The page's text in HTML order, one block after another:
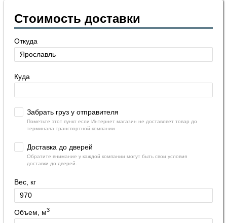
Стоимость доставки
Откуда
Куда
Забрать груз у отправителя
Пометьте этот пункт если Интернет магазин не доставляет товар до
терминала транспортной компании.
Доставка до дверей
Обратите внимание у каждой компании могут быть свои условия
доставки до дверей.
Вес, кг
Объем, м3